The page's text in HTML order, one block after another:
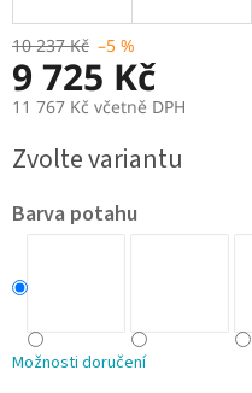
10 237 Kč –5 %
9 725 Kč
11 767 Kč včetně DPH
cena:
Zvolte variantu
Barva potahu
Možnosti doručení